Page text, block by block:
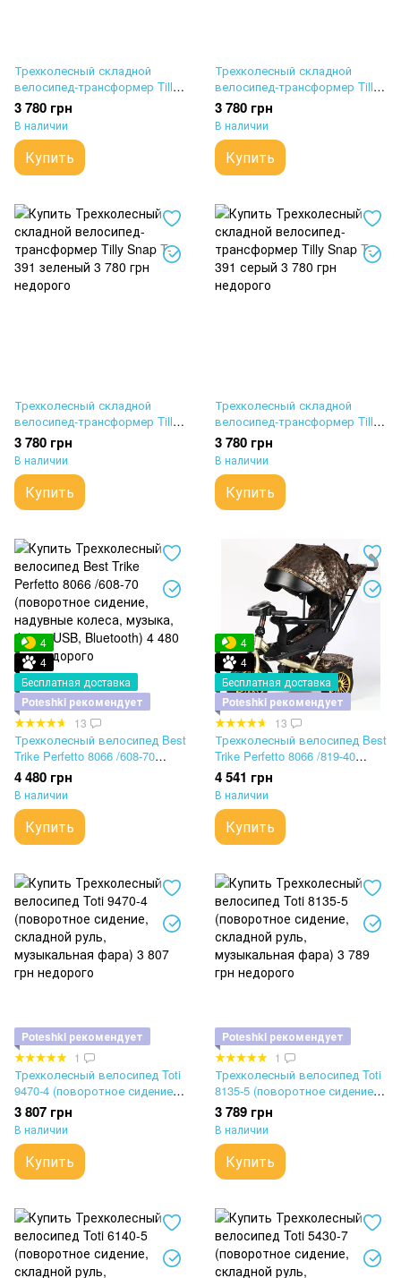
Трехколесный складной
велосипед-трансформер Tilly
Snap T-391 белый
3 780 грн
В наличии
Купить
Трехколесный складной
велосипед-трансформер Tilly
Snap T-391 бежевый
3 780 грн
В наличии
Купить
Трехколесный складной
велосипед-трансформер Tilly
Snap T-391 зеленый
3 780 грн
В наличии
Купить
Трехколесный складной
велосипед-трансформер Tilly
Snap T-391 серый
3 780 грн
В наличии
Купить
4
4
Бесплатная доставка
Poteshki рекомендует
13
Трехколесный велосипед Best
Trike Perfetto 8066 /608-70
(поворотное сидение,
надувные колеса, музыка,
фара, USB, Bluetooth)
4 480 грн
В наличии
Купить
4
4
Бесплатная доставка
Poteshki рекомендует
13
Трехколесный велосипед Best
Trike Perfetto 8066 /819-40
(поворотное сидение,
надувные колеса, музыка,
фара, USB, Bluetooth)
4 541 грн
В наличии
Купить
Poteshki рекомендует
1
Трехколесный велосипед Toti
9470-4 (поворотное сидение,
складной руль, музыкальная
фара)
3 807 грн
В наличии
Купить
Poteshki рекомендует
1
Трехколесный велосипед Toti
8135-5 (поворотное сидение,
складной руль, музыкальная
фара)
3 789 грн
В наличии
Купить